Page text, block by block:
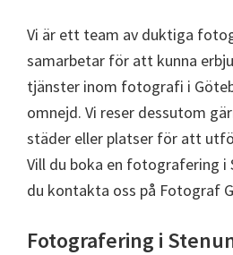
Vi är ett team av duktiga
samarbetar för att kunna
tjänster inom fotografi i
omnejd. Vi reser dessutom
städer eller platser för att
Vill du boka en fotografering i
du kontakta oss på Fotograf
Fotografering i